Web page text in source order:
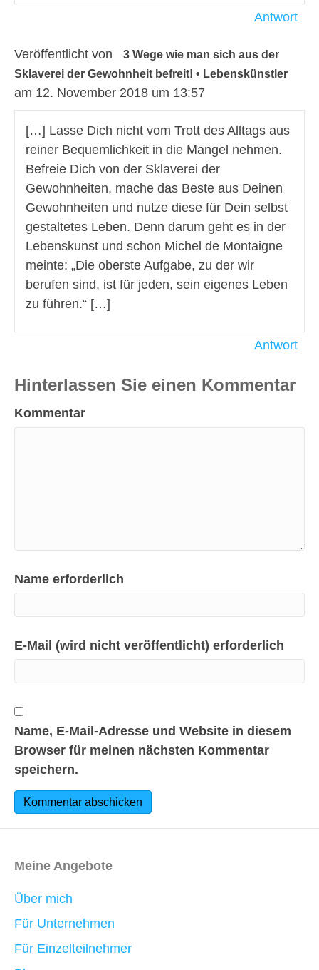
Antwort
Veröffentlicht von
3 Wege wie man sich aus der
Sklaverei der Gewohnheit befreit! • Lebenskünstler
am 12. November 2018 um 13:57
[…] Lasse Dich nicht vom Trott des Alltags aus
reiner Bequemlichkeit in die Mangel nehmen.
Befreie Dich von der Sklaverei der
Gewohnheiten, mache das Beste aus Deinen
Gewohnheiten und nutze diese für Dein selbst
gestaltetes Leben. Denn darum geht es in der
Lebenskunst und schon Michel de Montaigne
meinte: „Die oberste Aufgabe, zu der wir
berufen sind, ist für jeden, sein eigenes Leben
zu führen.“ […]
Antwort
Hinterlassen Sie einen Kommentar
Kommentar
Name erforderlich
E-Mail (wird nicht veröffentlicht) erforderlich
Name, E-Mail-Adresse und Website in diesem
Browser für meinen nächsten Kommentar
speichern.
Meine Angebote
Über mich
Für Unternehmen
Für Einzelteilnehmer